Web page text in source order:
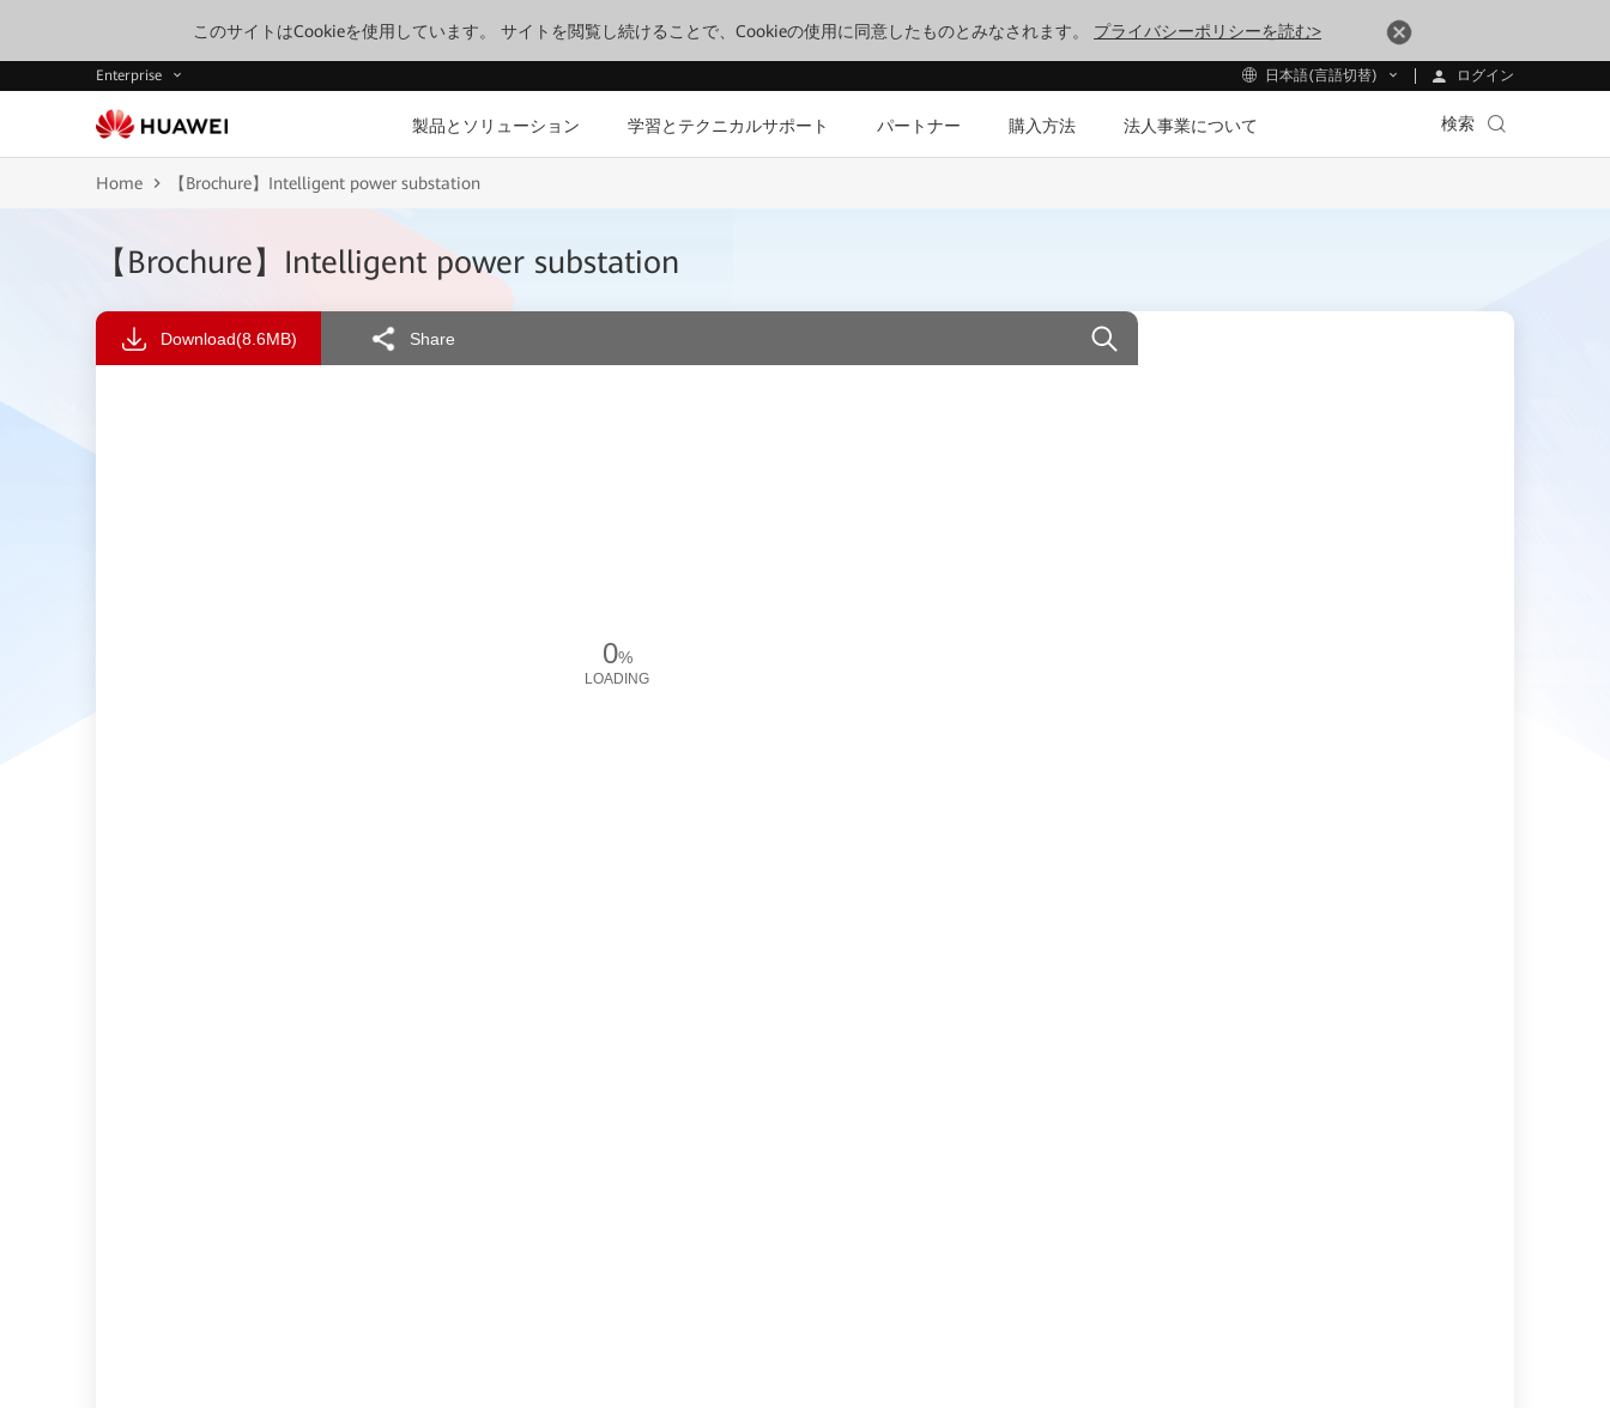
このサイトはCookieを使用しています。 サイトを閲覧し続けることで、Cookieの使用に同意したものとみなされます。 プライバシーポリシーを読む>
Enterprise 日本語(言語切替) ログイン
製品とソリューション 学習とテクニカルサポート パートナー 購入方法 法人事業について 検索
Home 【Brochure】Intelligent power substation
【Brochure】Intelligent power substation
Download(8.6MB) Share
0%
LOADING